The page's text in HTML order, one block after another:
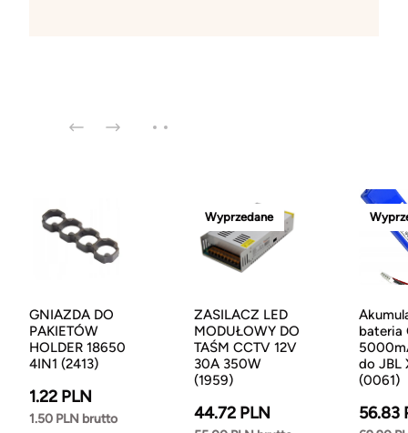
GNIAZDA DO
PAKIETÓW
HOLDER 18650
4IN1 (2413)
1.22 PLN
1.50 PLN brutto
Wyprzedane
ZASILACZ LED
MODUŁOWY DO
TAŚM CCTV 12V
30A 350W
(1959)
44.72 PLN
bateria
do JBL
(0061)
56.83